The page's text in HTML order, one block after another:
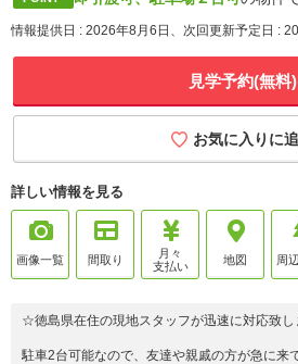
情報提供日 : 2026年8月6日、次回更新予定日 :
見学予約(無料)
お気に入りに
詳しい情報を見る
画像一覧 間取り
月々
支払い
地図 周
☆徳島県在住の現地スタッフが迅速に対応致し
駐車2台可能なので、友達や親戚の方が急に来